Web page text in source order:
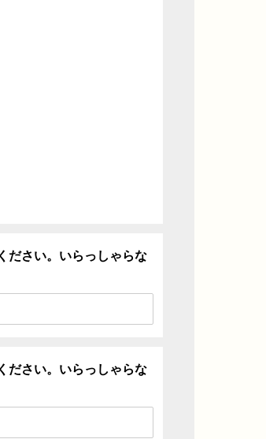
ださい。いらっしゃらな
ださい。いらっしゃらな